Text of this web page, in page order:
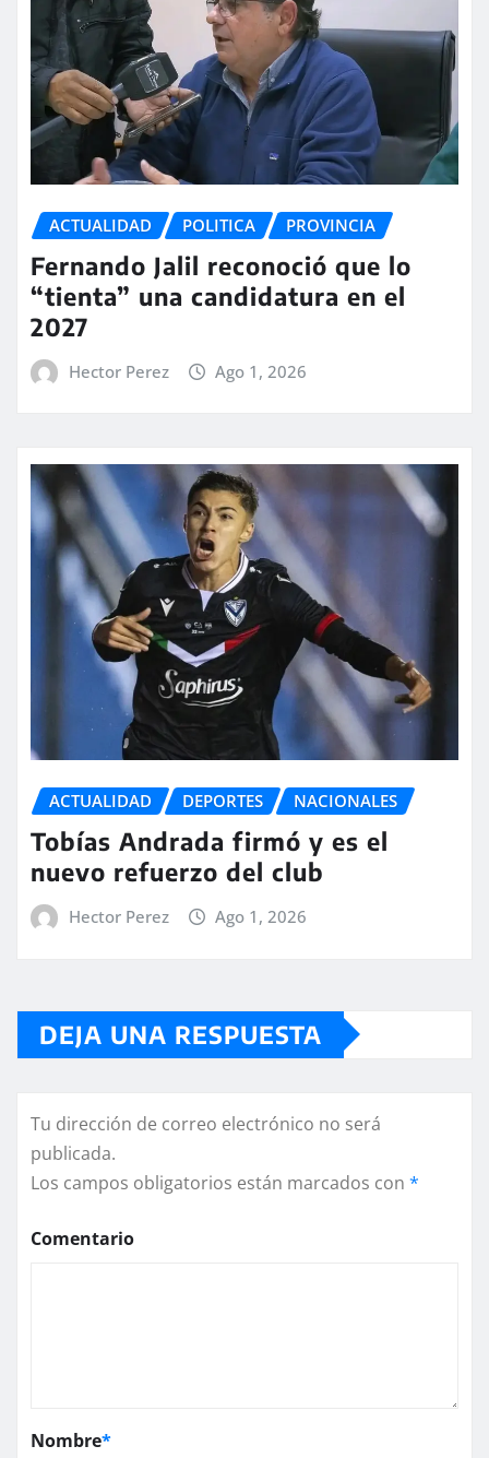
ACTUALIDAD POLITICA PROVINCIA
Fernando Jalil reconoció que lo
“tienta” una candidatura en el
2027
Hector Perez Ago 1, 2026
ACTUALIDAD DEPORTES NACIONALES
Tobías Andrada firmó y es el
nuevo refuerzo del club
Hector Perez Ago 1, 2026
DEJA UNA RESPUESTA
Tu dirección de correo electrónico no será
publicada.
Los campos obligatorios están marcados con *
Comentario
Nombre*